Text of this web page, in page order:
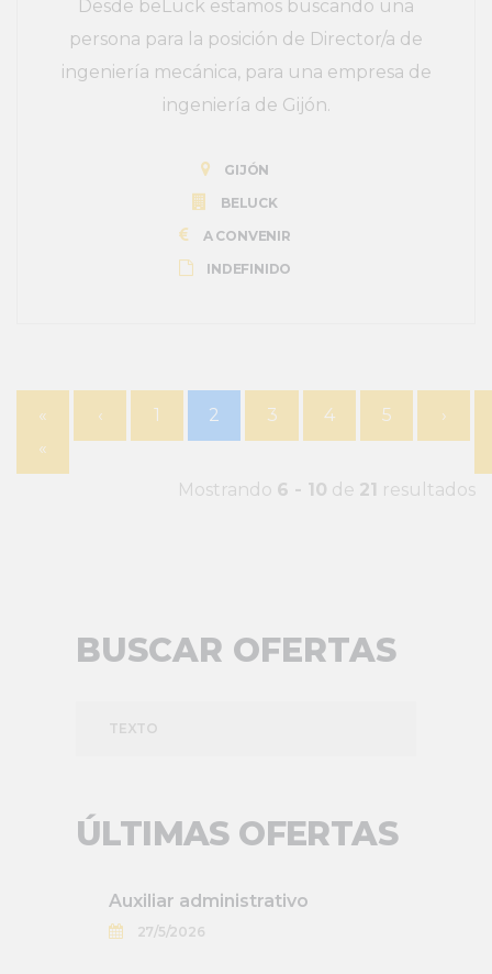
Desde beLuck estamos buscando una
persona para la posición de Director/a de
ingeniería mecánica, para una empresa de
ingeniería de Gijón.
GIJÓN
BELUCK
A CONVENIR
INDEFINIDO
«
«
‹ 1 2 3 4 5 ›
Mostrando 6 - 10 de 21 resultados
BUSCAR OFERTAS
ÚLTIMAS OFERTAS
Auxiliar administrativo
27/5/2026